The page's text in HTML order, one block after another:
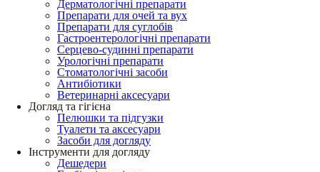
Дерматологічні препарати
Препарати для очей та вух
Препарати для суглобів
Гастроентерологічні препарати
Серцево-судинні препарати
Урологічні препарати
Стоматологічні засоби
Антибіотики
Ветеринарні аксесуари
Догляд та гігієна
Пелюшки та підгузки
Туалети та аксесуари
Засоби для догляду
Інструменти для догляду
Дешедери